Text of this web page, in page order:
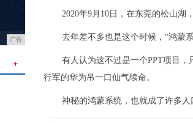
广告
＋
2020年9月10日，在东莞的松山湖
去年差不多也是这个时候，“鸿蒙
有人认为这不过是一个PPT项目
行军的华为吊一口仙气续命。
神秘的鸿蒙系统，也就成了许多人